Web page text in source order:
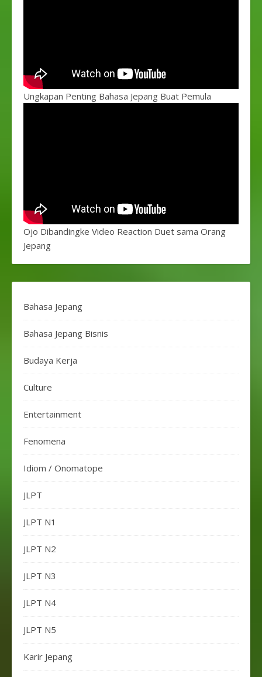
Ungkapan Penting Bahasa Jepang Buat Pemula
Ojo Dibandingke Video Reaction Duet sama Orang
Jepang
Bahasa Jepang
Bahasa Jepang Bisnis
Budaya Kerja
Culture
Entertainment
Fenomena
Idiom / Onomatope
JLPT
JLPT N1
JLPT N2
JLPT N3
JLPT N4
JLPT N5
Karir Jepang